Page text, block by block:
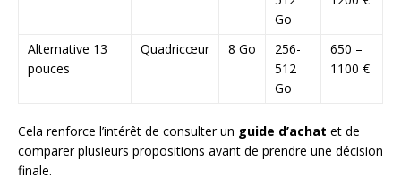
Go
Alternative 13
pouces
Quadricœur 8 Go
256-
512
Go
650 –
1100 €
Cela renforce l’intérêt de consulter un guide d’achat et de
comparer plusieurs propositions avant de prendre une décision
finale.